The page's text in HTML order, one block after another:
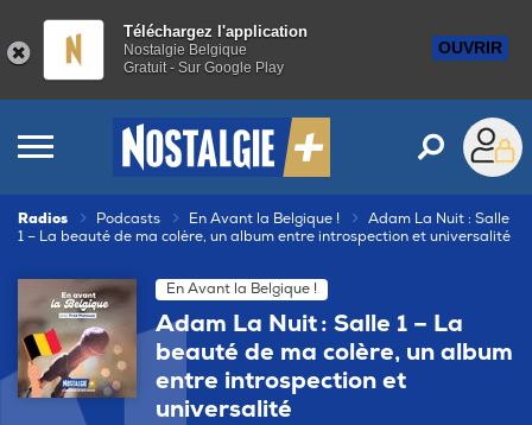
Téléchargez l'application
Nostalgie Belgique
Gratuit - Sur Google Play
OUVRIR
Radios Podcasts En Avant la Belgique !
Adam La Nuit : Salle
1 – La beauté de ma colère, un album entre introspection et universalité
En Avant la Belgique !
Adam La Nuit : Salle 1 – La
beauté de ma colère, un album
entre introspection et
universalité